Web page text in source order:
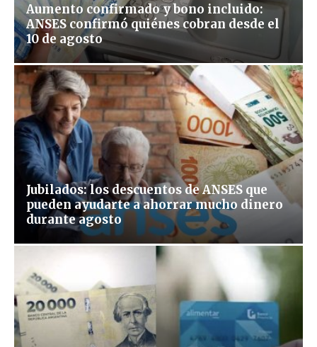
Aumento confirmado y bono incluido:
ANSES confirmó quiénes cobran desde el
10 de agosto
Jubilados: los descuentos de ANSES que
pueden ayudarte a ahorrar mucho dinero
durante agosto